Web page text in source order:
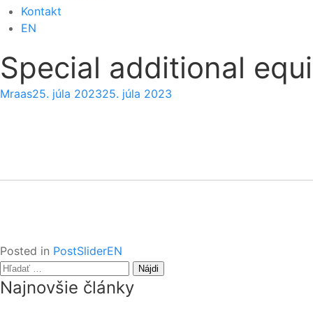
Kontakt
EN
Special additional
Mraas25. júla 202325. júla 2023
Posted in PostSliderEN
Hľadať:
Najnovšie články